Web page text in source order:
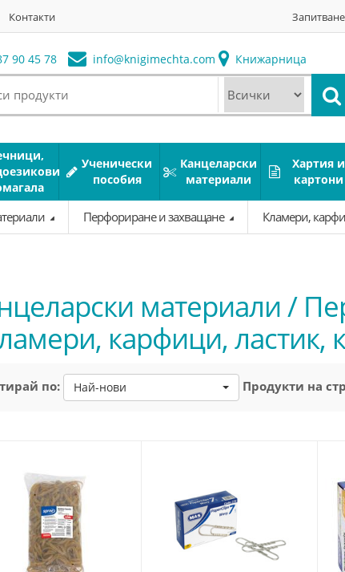
Контакти
90 45 78 info@knigimechta.com Книжарница
Ученически
пособия
Канцеларски
материали
Хартия и
картони
Перфориране и захващане Кламери,
материали /
карфици, ластик,
по: Най-нови Продукти на